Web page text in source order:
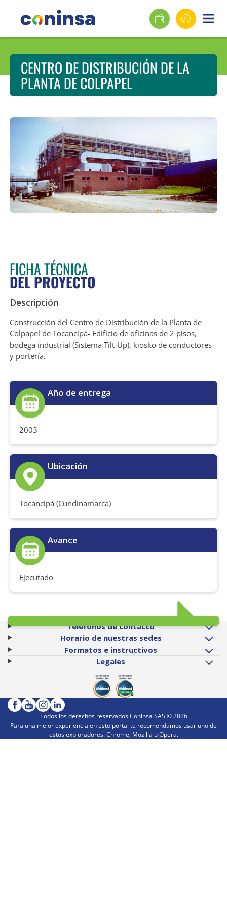
CENTRO DE DISTRIBUCIÓN DE LA
PLANTA DE COLPAPEL
FICHA TÉCNICA
DEL PROYECTO
Descripción
Construcción del Centro de Distribución de la Planta de
Colpapel de Tocancipá- Edificio de oficinas de 2 pisos,
bodega industrial (Sistema Tilt-Up), kiosko de conductores
y portería.
Año de entrega
2003
Ubicación
Tocancipá (Cundinamarca)
Avance
Ejecutado
Teléfonos de contacto
Horario de nuestras sedes
Formatos e instructivos
Legales
Todos los derechos reservados Coninsa SAS ©2026
Para una mejor experiencia en este portal te recomendamos usar uno de
estos exploradores: Chrome, Mozilla u Opera.